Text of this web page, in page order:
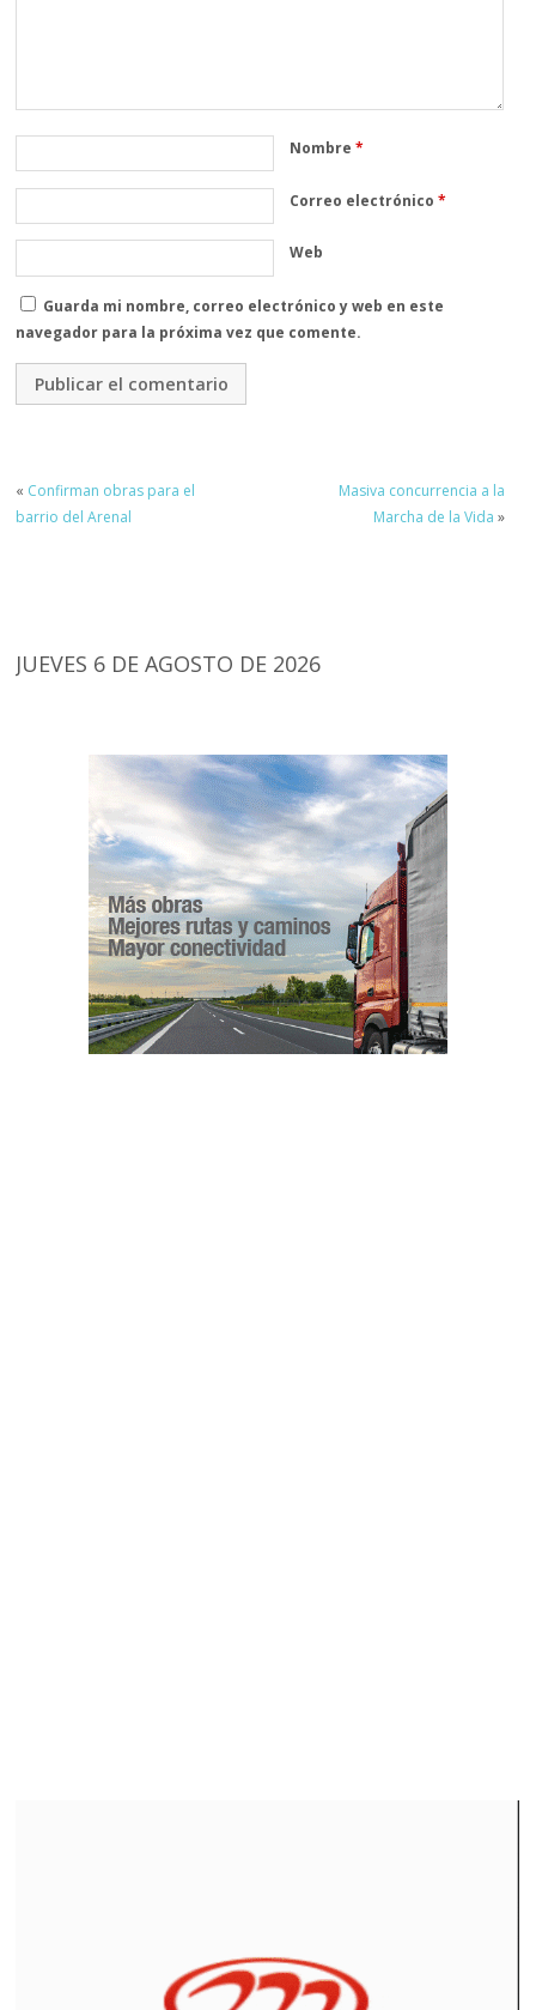
Nombre*
Correo electrónico*
Web
Guarda mi nombre, correo electrónico y web en este
navegador para la próxima vez que comente.
« Confirman obras para el
barrio del Arenal
Masiva concurrencia a la
Marcha de la Vida »
JUEVES 6 DE AGOSTO DE 2026